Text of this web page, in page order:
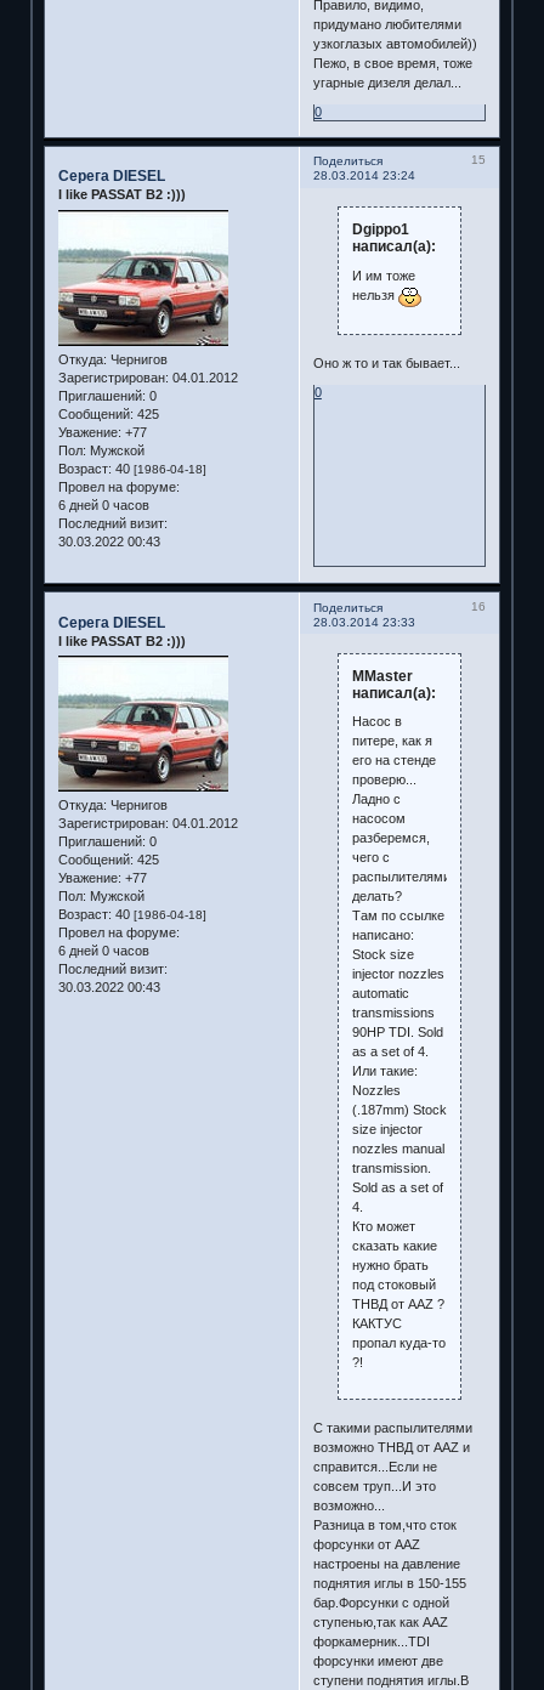
Правило, видимо,
придумано любителями
узкоглазых автомобилей))
Пежо, в свое время, тоже
угарные дизеля делал...
0
Поделиться
15
28.03.2014 23:24
Серега DIESEL
I like PASSAT B2 :)))
Откуда: Чернигов
Зарегистрирован: 04.01.2012
Приглашений: 0
Сообщений: 425
Уважение: +77
Пол: Мужской
Возраст: 40 [1986-04-18]
Провел на форуме:
6 дней 0 часов
Последний визит:
30.03.2022 00:43
Dgippo1
написал(а):
И им тоже
нельзя
Оно ж то и так бывает...
0
Поделиться
16
28.03.2014 23:33
Серега DIESEL
I like PASSAT B2 :)))
Откуда: Чернигов
Зарегистрирован: 04.01.2012
Приглашений: 0
Сообщений: 425
Уважение: +77
Пол: Мужской
Возраст: 40 [1986-04-18]
Провел на форуме:
6 дней 0 часов
Последний визит:
30.03.2022 00:43
MMaster
написал(а):
Насос в
питере, как я
его на стенде
проверю...
Ладно с
насосом
разберемся,
чего с
распылителями
делать?
Там по ссылке
написано:
Stock size
injector nozzles
automatic
transmissions
90HP TDI. Sold
as a set of 4.
Или такие:
Nozzles
(.187mm) Stock
size injector
nozzles manual
transmission.
Sold as a set of
4.
Кто может
сказать какие
нужно брать
под стоковый
ТНВД от AAZ ?
КАКТУС
пропал куда-то
?!
С такими распылителями
возможно ТНВД от AAZ и
справится...Если не
совсем труп...И это
возможно...
Разница в том,что сток
форсунки от AAZ
настроены на давление
поднятия иглы в 150-155
бар.Форсунки с одной
ступенью,так как AAZ
форкамерник...TDI
форсунки имеют две
ступени поднятия иглы.В